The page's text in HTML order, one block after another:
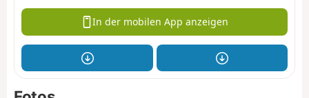
In der mobilen App anzeigen